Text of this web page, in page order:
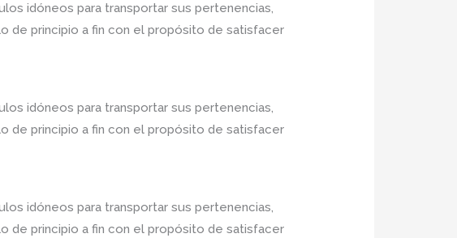
idóneos para transportar sus pertenencias,
de principio a fin con el propósito de satisfacer
idóneos para transportar sus pertenencias,
de principio a fin con el propósito de satisfacer
idóneos para transportar sus pertenencias,
de principio a fin con el propósito de satisfacer